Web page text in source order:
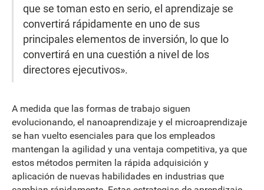
que se toman esto en serio, el aprendizaje se
convertirá rápidamente en uno de sus
principales elementos de inversión, lo que lo
convertirá en una cuestión a nivel de los
directores ejecutivos».
A medida que las formas de trabajo siguen
evolucionando, el nanoaprendizaje y el microaprendizaje
se han vuelto esenciales para que los empleados
mantengan la agilidad y una ventaja competitiva, ya que
estos métodos permiten la rápida adquisición y
aplicación de nuevas habilidades en industrias que